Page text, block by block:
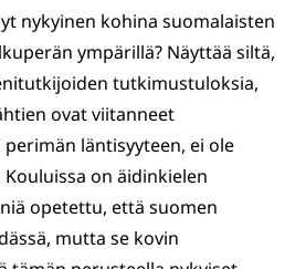
nykyinen kohina suomalaisten
ympärillä? Näyttää siltä,
tutkimustuloksia,
ovat viitanneet
läntisyyteen, ei ole
on äidinkielen
opetettu, että suomen
mutta se kovin